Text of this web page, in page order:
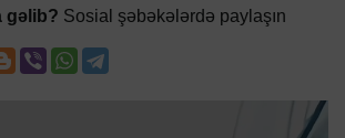
gəlib? Sosial şəbəkələrdə paylaşın